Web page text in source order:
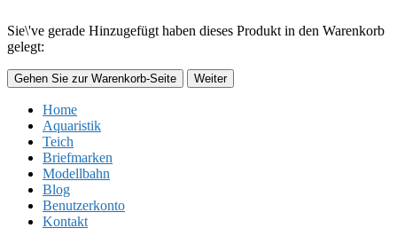
Sie\'ve gerade Hinzugefügt haben dieses Produkt in den Warenkorb
gelegt:
Gehen Sie zur Warenkorb-Seite Weiter
Home
Aquaristik
Teich
Briefmarken
Modellbahn
Blog
Benutzerkonto
Kontakt